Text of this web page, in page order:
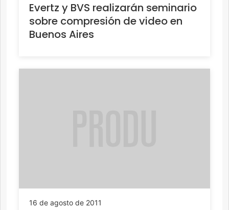
Evertz y BVS realizarán seminario
sobre compresión de video en
Buenos Aires
16 de agosto de 2011